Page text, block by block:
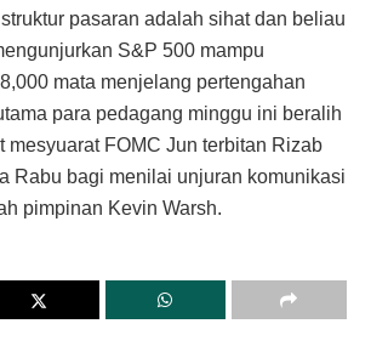
pasaran adalah sihat dan beliau
S&P 500 mampu
mata menjelang pertengahan
para pedagang minggu ini beralih
mesyuarat FOMC Jun terbitan Rizab
Rabu bagi menilai unjuran komunikasi
pimpinan Kevin Warsh.